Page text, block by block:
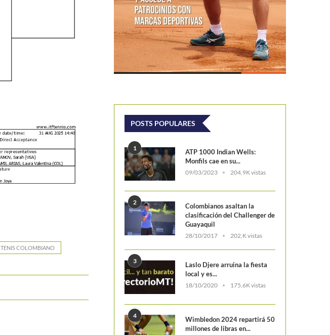
TENIS COLOMBIANO
POSTS POPULARES
1
ATP 1000 Indian Wells:
Monfils cae en su...
09/03/2023 204,9K vistas
2
Colombianos asaltan la
clasificación del Challenger de
Guayaquil
28/10/2017 202,K vistas
3
Laslo Djere arruina la fiesta
local y es...
18/10/2020 175,6K vistas
4
Wimbledon 2024 repartirá 50
millones de libras en...